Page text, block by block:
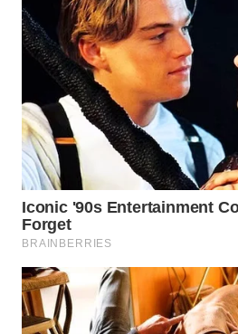
WN
PURWAKARTA
WN
PRIANGAN
TIMUR
WN
SEMARANG
SOLO
WN